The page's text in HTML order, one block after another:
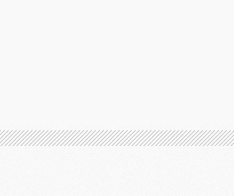
- Une partie du communiqué du PSG sur Diomande